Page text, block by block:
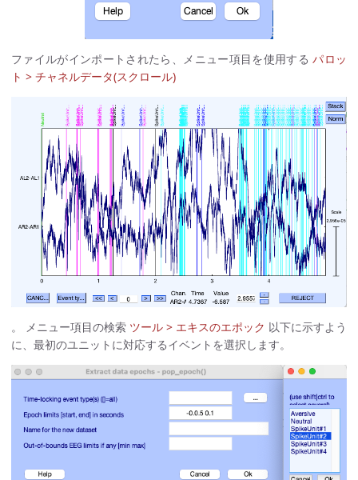
ファイルがインポートされたら、メニュー項目を使用するパロッ
ト > チャネルデータ(スクロール)
。 メニュー項目の検索 ツール > エキスのエポック 以下に示すよう
に、最初のユニットに対応するイベントを選択します。